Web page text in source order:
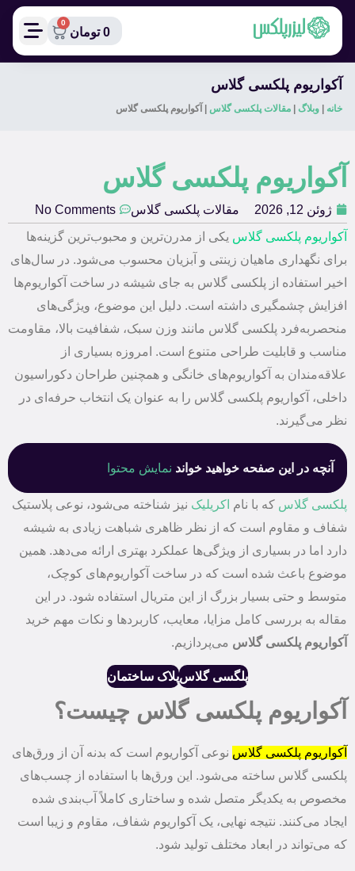
0 تومان
0
آکواریوم پلکسی گلاس
خانه | وبلاگ | مقالات پلکسی گلاس | آکواریوم پلکسی گلاس
آکواریوم پلکسی گلاس
ژوئن 12, 2026 مقالات پلکسی گلاس
No Comments
آکواریوم پلکسی گلاس یکی از مدرن‌ترین و محبوب‌ترین گزینه‌ها
برای نگهداری ماهیان زینتی و آبزیان محسوب می‌شود. در سال‌های
اخیر استفاده از پلکسی گلاس به جای شیشه در ساخت آکواریوم‌ها
افزایش چشمگیری داشته است. دلیل این موضوع، ویژگی‌های
منحصربه‌فرد پلکسی گلاس مانند وزن سبک، شفافیت بالا، مقاومت
مناسب و قابلیت طراحی متنوع است. امروزه بسیاری از
علاقه‌مندان به آکواریوم‌های خانگی و همچنین طراحان دکوراسیون
داخلی، آکواریوم پلکسی گلاس را به عنوان یک انتخاب حرفه‌ای در
نظر می‌گیرند.
آنچه در این صفحه خواهید خواند نمایش محتوا
پلکسی گلاس که با نام اکریلیک نیز شناخته می‌شود، نوعی پلاستیک
شفاف و مقاوم است که از نظر ظاهری شباهت زیادی به شیشه
دارد اما در بسیاری از ویژگی‌ها عملکرد بهتری ارائه می‌دهد. همین
موضوع باعث شده است که در ساخت آکواریوم‌های کوچک،
متوسط و حتی بسیار بزرگ از این متریال استفاده شود. در این
مقاله به بررسی کامل مزایا، معایب، کاربردها و نکات مهم خرید
آکواریوم پلکسی گلاس می‌پردازیم.
پلگسی گلاسپلاک ساختمان
آکواریوم پلکسی گلاس چیست؟
آکواریوم پلکسی گلاس نوعی آکواریوم است که بدنه آن از ورق‌های
پلکسی گلاس ساخته می‌شود. این ورق‌ها با استفاده از چسب‌های
مخصوص به یکدیگر متصل شده و ساختاری کاملاً آب‌بندی شده
ایجاد می‌کنند. نتیجه نهایی، یک آکواریوم شفاف، مقاوم و زیبا است
که می‌تواند در ابعاد مختلف تولید شود.